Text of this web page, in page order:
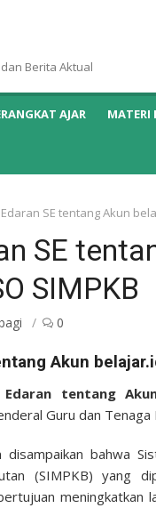
Berita Aktual
AJAR MATERI
SE tentang Akun
SE
SIMPKB
0
Akun
tentang
Guru dan
bahwa
(SIMPKB) yang
meningkatkan